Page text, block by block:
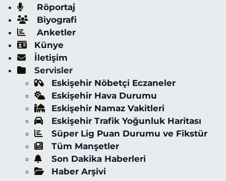
Röportaj
Biyografi
Anketler
Künye
İletişim
Servisler
Eskişehir Nöbetçi Eczaneler
Eskişehir Hava Durumu
Eskişehir Namaz Vakitleri
Eskişehir Trafik Yoğunluk Haritası
Süper Lig Puan Durumu ve Fikstür
Tüm Manşetler
Son Dakika Haberleri
Haber Arşivi